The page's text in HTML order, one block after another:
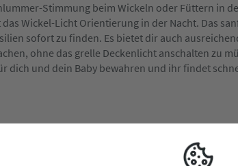
Stimmung beim Wickeln oder Füttern in
Wickel-Licht Orientierung in der Nacht. Das
sofort zu finden. Es bietet dir auch
ohne das grelle Deckenlicht anschalten zu
dich und dein Baby bewahren und ihr findet